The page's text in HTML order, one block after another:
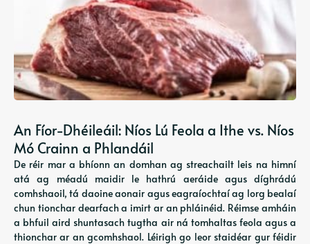
An Fíor-Dhéileáil: Níos Lú Feola a Ithe vs. Níos
Mó Crainn a Phlandáil
De réir mar a bhíonn an domhan ag streachailt leis na himní
atá ag méadú maidir le hathrú aeráide agus díghrádú
comhshaoil, tá daoine aonair agus eagraíochtaí ag lorg bealaí
chun tionchar dearfach a imirt ar an phláinéid. Réimse amháin
a bhfuil aird shuntasach tugtha air ná tomhaltas feola agus a
thionchar ar an gcomhshaol. Léirigh go leor staidéar gur féidir